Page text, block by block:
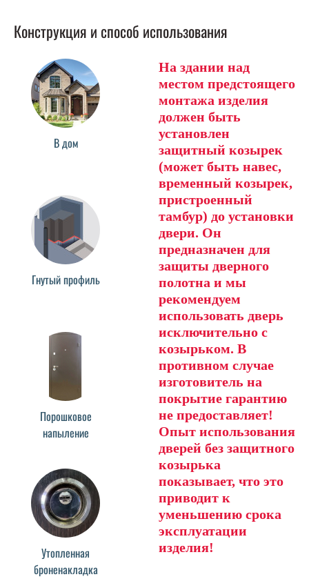
Конструкция и способ использования
В дом
Гнутый профиль
Порошковое
напыление
Утопленная
броненакладка
На здании над
местом предстоящего
монтажа изделия
должен быть
установлен
защитный козырек
(может быть навес,
временный козырек,
пристроенный
тамбур) до установки
двери. Он
предназначен для
защиты дверного
полотна и мы
рекомендуем
использовать дверь
исключительно с
козырьком. В
противном случае
изготовитель на
покрытие гарантию
не предоставляет!
Опыт использования
дверей без защитного
козырька
показывает, что это
приводит к
уменьшению срока
эксплуатации
изделия!